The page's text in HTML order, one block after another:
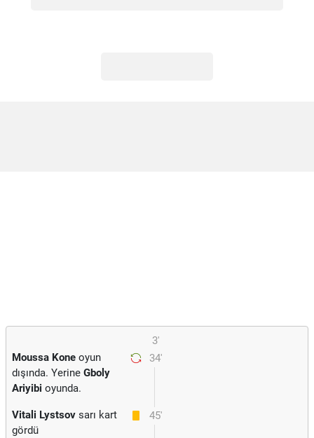
3'
34'
Moussa Kone oyun
dışında. Yerine Gboly
Ariyibi oyunda.
45'
Vitali Lystsov sarı kart
gördü